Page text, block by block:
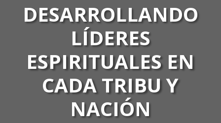
DESARROLLANDO
LÍDERES
ESPIRITUALES EN
CADA TRIBU Y
NACIÓN